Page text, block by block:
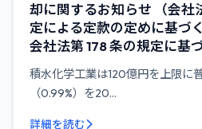
却に関するお知らせ （会社
定による定款の定めに基づ
会社法第 178 条の規定に基
積水化学工業は120億円を上限
（0.99%）を20...
詳細を読む